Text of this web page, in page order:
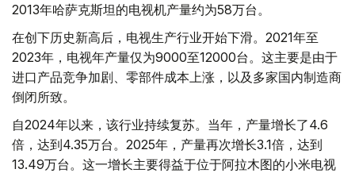
2013年哈萨克斯坦的电视机产量约为58万台。
在创下历史新高后，电视生产行业开始下滑。2021年至
2023年，电视年产量仅为9000至12000台。这主要是由于
进口产品竞争加剧、零部件成本上涨，以及多家国内制造商
倒闭所致。
自2024年以来，该行业持续复苏。当年，产量增长了4.6
倍，达到4.35万台。2025年，产量再次增长3.1倍，达到
13.49万台。这一增长主要得益于位于阿拉木图的小米电视